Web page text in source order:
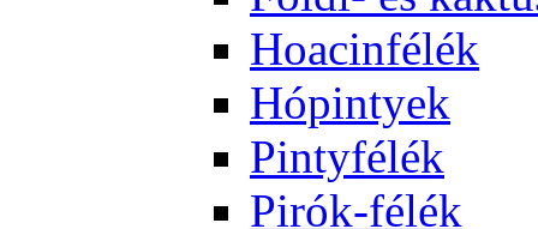
Hoacinfélék
Hópintyek
Pintyfélék
Pirók-félék